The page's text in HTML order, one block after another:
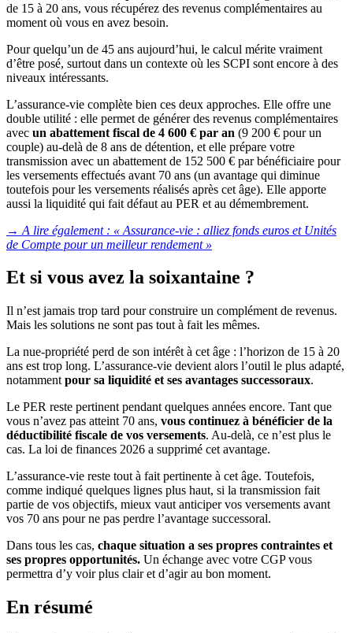
de 15 à 20 ans, vous récupérez des revenus complémentaires au
moment où vous en avez besoin.
Pour quelqu’un de 45 ans aujourd’hui, le calcul mérite vraiment
d’être posé, surtout dans un contexte où les SCPI sont encore à des
niveaux intéressants.
L’assurance-vie complète bien ces deux approches. Elle offre une
double utilité : elle permet de générer des revenus complémentaires
avec un abattement fiscal de 4 600 € par an (9 200 € pour un
couple) au-delà de 8 ans de détention, et elle prépare votre
transmission avec un abattement de 152 500 € par bénéficiaire pour
les versements effectués avant 70 ans (un avantage qui diminue
toutefois pour les versements réalisés après cet âge). Elle apporte
aussi la liquidité qui fait défaut au PER et au démembrement.
→ A lire également : « Assurance-vie : alliez fonds euros et Unités
de Compte pour un meilleur rendement »
Et si vous avez la soixantaine ?
Il n’est jamais trop tard pour construire un complément de revenus.
Mais les solutions ne sont pas tout à fait les mêmes.
La nue-propriété perd de son intérêt à cet âge : l’horizon de 15 à 20
ans est trop long. L’assurance-vie devient alors l’outil le plus adapté,
notamment pour sa liquidité et ses avantages successoraux.
Le PER reste pertinent pendant quelques années encore. Tant que
vous n’avez pas atteint 70 ans, vous continuez à bénéficier de la
déductibilité fiscale de vos versements. Au-delà, ce n’est plus le
cas. La loi de finances 2026 a supprimé cet avantage.
L’assurance-vie reste tout à fait pertinente à cet âge. Toutefois,
comme indiqué quelques lignes plus haut, si la transmission fait
partie de vos objectifs, mieux vaut anticiper vos versements avant
vos 70 ans pour ne pas perdre l’avantage successoral.
Dans tous les cas, chaque situation a ses propres contraintes et
ses propres opportunités. Un échange avec votre CGP vous
permettra d’y voir plus clair et d’agir au bon moment.
En résumé